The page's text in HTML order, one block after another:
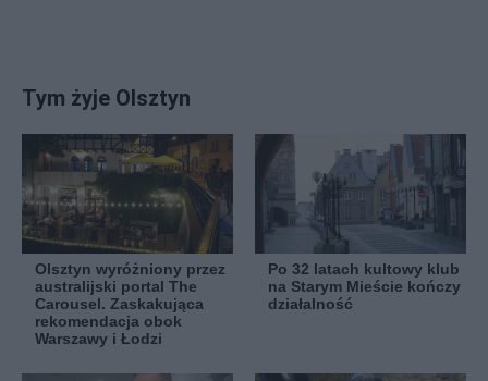
Tym żyje Olsztyn
Olsztyn wyróżniony przez
australijski portal The
Carousel. Zaskakująca
rekomendacja obok
Warszawy i Łodzi
Po 32 latach kultowy klub
na Starym Mieście kończy
działalność